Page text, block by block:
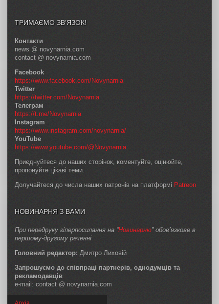
ТРИМАЄМО ЗВ’ЯЗОК!
Контакти
news @ novynarnia.com
contact @ novynarnia.com
Facebook
https://www.facebook.com/Novynarnia
Twitter
https://twitter.com/Novynarnia
Телеграм
https://t.me/Novynarnia
Instagram
https://www.instagram.com/novynarnia/
YouTube
https://www.youtube.com/@Novynarnia
Приєднуйтеся до наших сторінок, коментуйте, оцінюйте,
пропонуйте цікаві теми.
Долучайтеся до числа наших патронів на платформі Patreon
НОВИНАРНЯ З ВАМИ
При передруку гіперпосилання на “Новинарню” обов’язкове в
першому-другому реченні
Головний редактор: Дмитро Лиховій
Запрошуємо до співпраці партнерів, однодумців та
рекламодавців
e-mail: contact @ novynarnia.com